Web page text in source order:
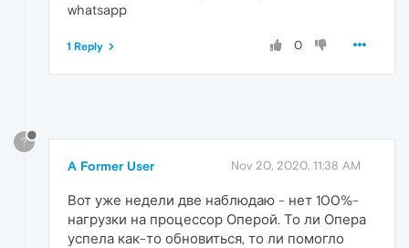
whatsapp
0
1 Reply
?
A Former User Nov 20, 2020, 11:38 AM
Вот уже недели две наблюдаю - нет 100%-
нагрузки на процессор Оперой. То ли Опера
успела как-то обновиться, то ли помогло